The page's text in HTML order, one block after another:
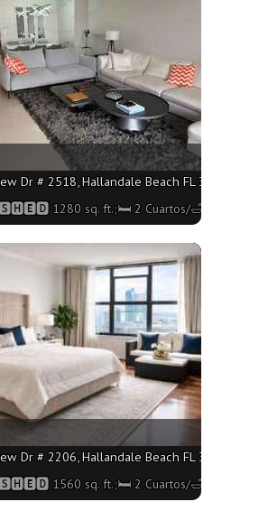
Dr # 2518, Hallandale Beach FL 33009 -
1280 sq. ft.;🛏 2 Cuartos/🛁2 Baños
Dr # 2206, Hallandale Beach FL 33009 -
1560 sq. ft.;🛏 2 Cuartos/🛁2 Baños